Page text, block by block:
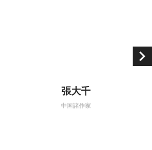
張大千
中国諸作家